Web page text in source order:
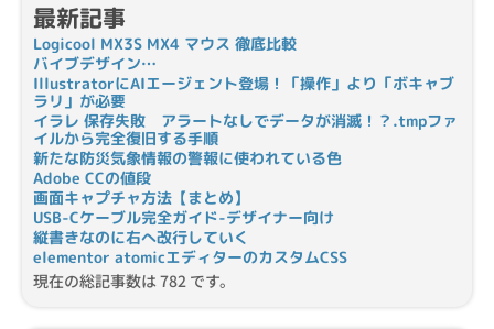
最新記事
Logicool MX3S MX4 マウス 徹底比較
バイブデザイン…
IllustratorにAIエージェント登場！「操作」より「ボキャブ
ラリ」が必要
イラレ 保存失敗 アラートなしでデータが消滅！？.tmpファ
イルから完全復旧する手順
新たな防災気象情報の警報に使われている色
Adobe CCの値段
画面キャプチャ方法【まとめ】
USB-Cケーブル完全ガイド-デザイナー向け
縦書きなのに右へ改行していく
elementor atomicエディターのカスタムCSS
現在の総記事数は 782 です。